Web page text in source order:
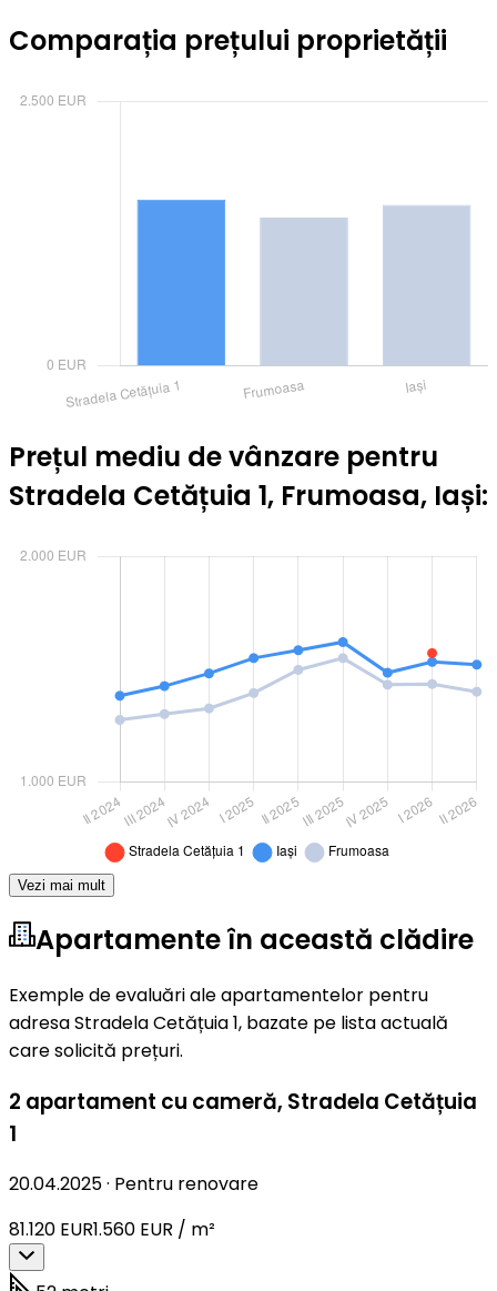
Comparația prețului proprietății
Prețul mediu de vânzare pentru
Stradela Cetățuia 1, Frumoasa, Iași:
Vezi mai mult
Apartamente în această clădire
Exemple de evaluări ale apartamentelor pentru
adresa Stradela Cetățuia 1, bazate pe lista actuală
care solicită prețuri.
2 apartament cu cameră, Stradela Cetățuia
1
20.04.2025· Pentru renovare
81.120 EUR1.560 EUR / m²